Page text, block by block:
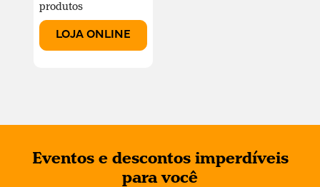
LOJA ONLINE
Eventos e descontos imperdíveis
para você